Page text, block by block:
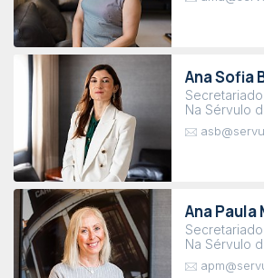
Ana Sofia
Secretariado
Na Sérvulo
Ana Paula
Secretariado
Na Sérvulo